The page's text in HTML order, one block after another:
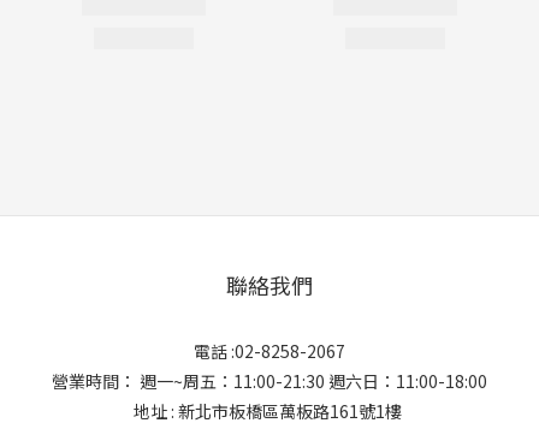
聯絡我們
電話 :02-8258-2067
營業時間： 週一~周五：11:00-21:30 週六日：11:00-18:00
地址 : 新北市板橋區萬板路161號1樓